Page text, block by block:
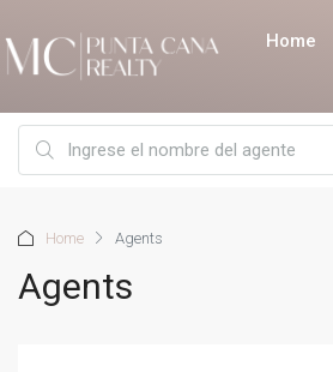
Home
Home Agents
Agents